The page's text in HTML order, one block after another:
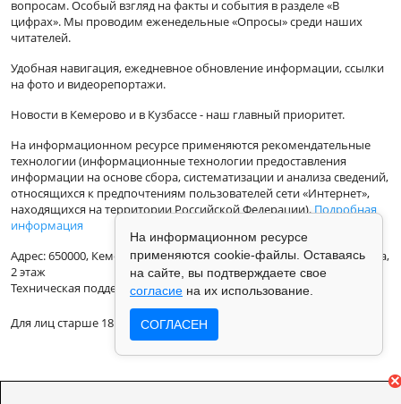
вопросам. Особый взгляд на факты и события в разделе «В
цифрах». Мы проводим еженедельные «Опросы» среди наших
читателей.
Удобная навигация, ежедневное обновление информации, ссылки
на фото и видеорепортажи.
Новости в Кемерово и в Кузбассе - наш главный приоритет.
На информационном ресурсе применяются рекомендательные
технологии (информационные технологии предоставления
информации на основе сбора, систематизации и анализа сведений,
относящихся к предпочтениям пользователей сети «Интернет»,
находящихся на территории Российской Федерации).Подробная
информация
Адрес: 650000, Кемеровская Область, г.Кемерово, ул.Кузбасская 33а,
2 этаж
Техническая поддержка: support@vse42.ru
Для лиц старше 18 лет.
На информационном ресурсе
применяются cookie-файлы. Оставаясь
на сайте, вы подтверждаете свое
согласие на их использование.
СОГЛАСЕН